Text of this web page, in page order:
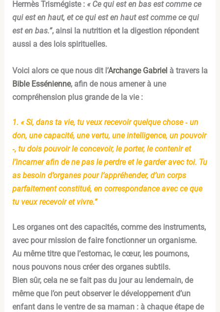
Hermès Trismégiste :« Ce qui est en bas est comme ce
qui est en haut, et ce qui est en haut est comme ce qui
est en bas.”, ainsi la nutrition et la digestion répondent
aussi a des lois spirituelles.
Voici alors ce que nous dit l’Archange Gabriel à travers la
Bible Essénienne, afin de nous amener à une
compréhension plus grande de la vie :
1. « Si, dans ta vie, tu veux recevoir quelque chose ‐ un
don, une capacité, une vertu, une intelligence, un pouvoir
‐, tu dois pouvoir le concevoir, le porter, le contenir et
l’incarner afin de ne pas le perdre et le garder avec toi. Tu
as besoin d’organes pour l’appréhender, d’un corps
parfaitement constitué, en correspondance avec ce que
tu veux recevoir et vivre.”
Les organes ont des capacités, comme des instruments,
avec pour mission de faire fonctionner un organisme.
Au même titre que l’estomac, le cœur, les poumons,
nous pouvons nous créer des organes subtils.
Bien sûr, cela ne se fait pas du jour au lendemain, de
même que l’on peut observer le développement d’un
enfant dans le ventre de sa maman : à chaque étape de